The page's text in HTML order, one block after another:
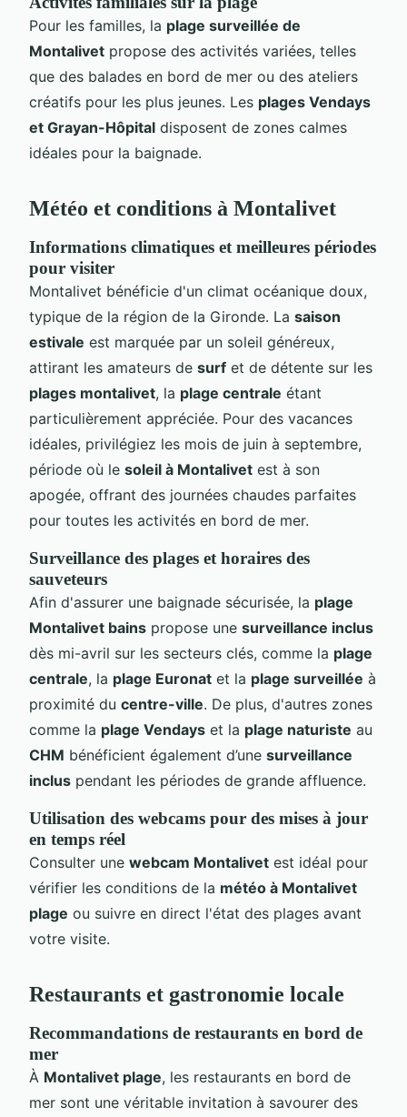
Pour les familles, la plage surveillée de
Montalivet propose des activités variées, telles
que des balades en bord de mer ou des ateliers
créatifs pour les plus jeunes. Les plages Vendays
et Grayan-Hôpital disposent de zones calmes
idéales pour la baignade.
Météo et conditions à Montalivet
Informations climatiques et meilleures périodes
pour visiter
Montalivet bénéficie d'un climat océanique doux,
typique de la région de la Gironde. La saison
estivale est marquée par un soleil généreux,
attirant les amateurs de surf et de détente sur les
plages montalivet, la plage centrale étant
particulièrement appréciée. Pour des vacances
idéales, privilégiez les mois de juin à septembre,
période où le soleil à Montalivet est à son
apogée, offrant des journées chaudes parfaites
pour toutes les activités en bord de mer.
Surveillance des plages et horaires des
sauveteurs
Afin d'assurer une baignade sécurisée, la plage
Montalivet bains propose une surveillance inclus
dès mi-avril sur les secteurs clés, comme la plage
centrale, la plage Euronat et la plage surveillée à
proximité du centre-ville. De plus, d'autres zones
comme la plage Vendays et la plage naturiste au
CHM bénéficient également d’une surveillance
inclus pendant les périodes de grande affluence.
Utilisation des webcams pour des mises à jour
en temps réel
Consulter une webcam Montalivet est idéal pour
vérifier les conditions de la météo à Montalivet
plage ou suivre en direct l'état des plages avant
votre visite.
Restaurants et gastronomie locale
Recommandations de restaurants en bord de
mer
À Montalivet plage, les restaurants en bord de
mer sont une véritable invitation à savourer des